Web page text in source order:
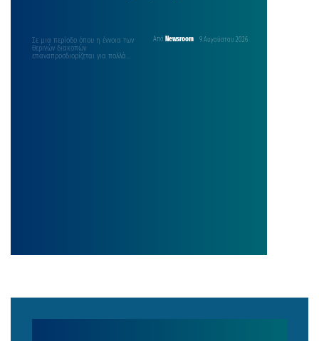
Από Newsroom 9 Αυγούστου 2026
Σε μια περίοδο όπου η έννοια των
θερινών διακοπών
επαναπροσδιορίζεται για πολλά